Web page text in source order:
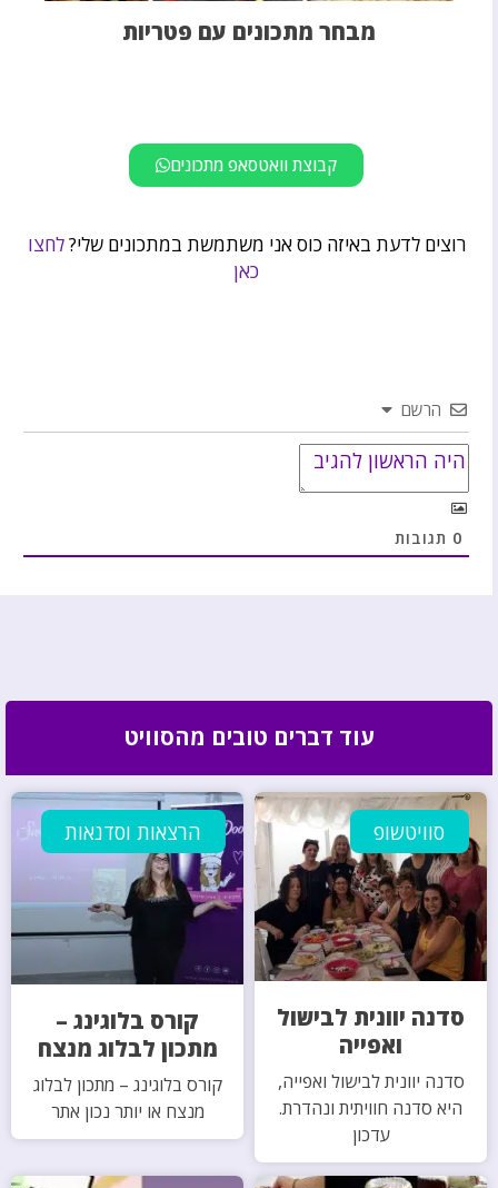
מבחר מתכונים עם פטריות
קבוצת וואטסאפ מתכונים
רוצים לדעת באיזה כוס אני משתמשת במתכונים שלי?לחצו
כאן
הרשם
0 תגובות
עוד דברים טובים מהסוויט
סוויטשופ
סדנה יוונית לבישול
ואפייה
סדנה יוונית לבישול ואפייה,
היא סדנה חוויתית ונהדרת.
עדכון
הרצאות וסדנאות
קורס בלוגינג –
מתכון לבלוג מנצח
קורס בלוגינג – מתכון לבלוג
מנצח או יותר נכון אתר